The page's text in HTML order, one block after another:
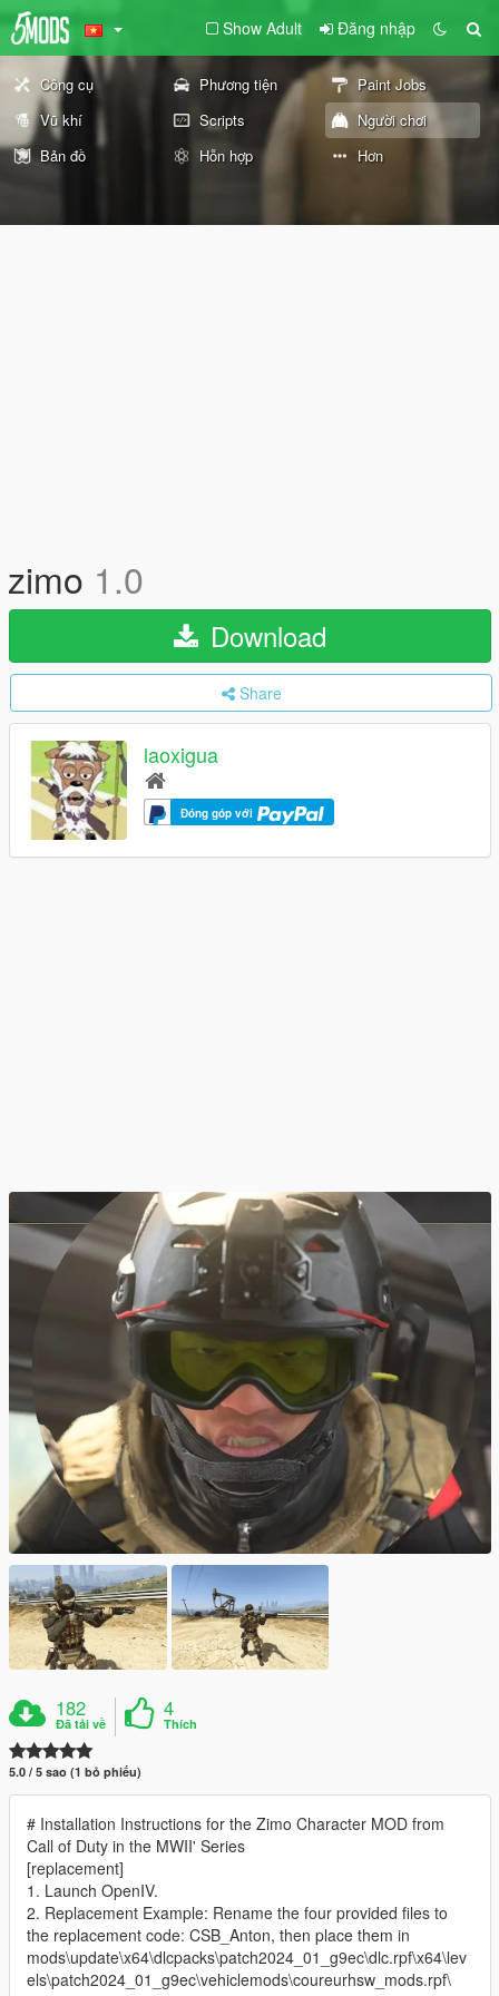
Show Adult Đăng nhập
Công cụ Phương tiện
Paint Jobs
Vũ khí
Scripts
Người chơi
Bản đồ
Hỗn hợp Hơn
zimo 1.0
Download
Share
laoxigua
Đóng góp với
182
Đã tải về
4
Thích
5.0 / 5 sao (1 bỏ phiếu)
# Installation Instructions for the Zimo Character MOD from
Call of Duty in the MWII' Series
[replacement]
1. Launch OpenIV.
2. Replacement Example: Rename the four provided files to
the replacement code: CSB_Anton, then place them in
mods\update\x64\dlcpacks\patch2024_01_g9ec\dlc.rpf\x64\lev
els\patch2024_01_g9ec\vehiclemods\coureurhsw_mods.rpf\